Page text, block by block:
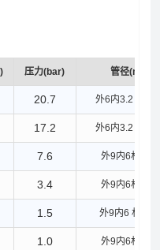
压力(bar) 管径(mm)
20.7 外6内3.2
17.2 外6内3.2
7.6 外9内6材质
3.4 外9内6材质
1.5 外9内6材质
1.0 外9内6材质